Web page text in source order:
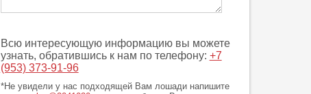
Всю интересующую информацию вы можете
узнать, обратившись к нам по телефону: +7
(953) 373-91-96
*Не увидели у нас подходящей Вам лошади напишите